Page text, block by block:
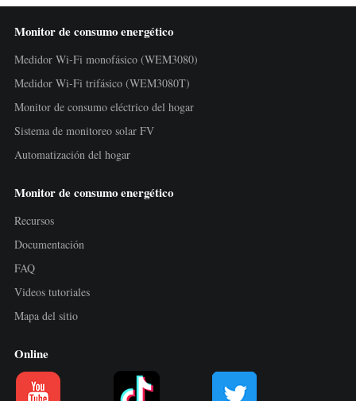
Monitor de consumo energético
Medidor Wi-Fi monofásico (WEM3080)
Medidor Wi-Fi trifásico (WEM3080T)
Monitor de consumo eléctrico del hogar
Sistema de monitoreo solar FV
Automatización del hogar
Monitor de consumo energético
Recursos
Documentación
FAQ
Videos tutoriales
Mapa del sitio
Online